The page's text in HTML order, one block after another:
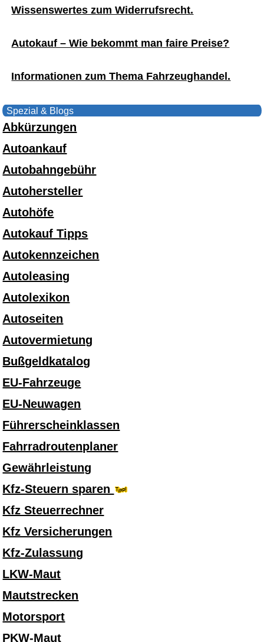
Wissenswertes zum Widerrufsrecht.
Autokauf – Wie bekommt man faire Preise?
Informationen zum Thema Fahrzeughandel.
Spezial & Blogs
Abkürzungen
Autoankauf
Autobahngebühr
Autohersteller
Autohöfe
Autokauf Tipps
Autokennzeichen
Autoleasing
Autolexikon
Autoseiten
Autovermietung
Bußgeldkatalog
EU-Fahrzeuge
EU-Neuwagen
Führerscheinklassen
Fahrradroutenplaner
Gewährleistung
Kfz-Steuern sparen
Kfz Steuerrechner
Kfz Versicherungen
Kfz-Zulassung
LKW-Maut
Mautstrecken
Motorsport
PKW-Maut